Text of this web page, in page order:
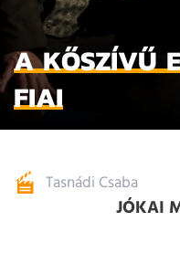
A KŐSZÍVŰ
FIAI
Tasnádi Csaba
JÓKAI